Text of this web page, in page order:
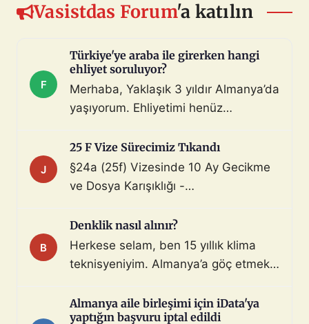
Vasistdas Forum'a katılın
F
Türkiye'ye araba ile girerken hangi
ehliyet soruluyor?
Merhaba, Yaklaşık 3 yıldır Almanya’da
yaşıyorum. Ehliyetimi henüz
çoktan halletmem gerekiyordu ama
maalesef yapmadım). Diyelim ki bir
araç satın aldım ve gerekli tüm
ehliyeti olan biri aracı kullanarak beni
Türkiye sınır […]
J
25 F Vize Sürecimiz Tıkandı
§24a (25f) Vizesinde 10 Ay Gecikme
ve Dosya Karışıklığı -
Merhaba, §24a BeschV (Profesyonel
Sürücü) vize sürecimizde 10 ayı
geride bıraktık ve çıkmaza girdik.
Özeti: Başvuru: 29.08.2025 (İstanbul
iDATA - Aile dahil). Dosyada […]
B
Denklik nasıl alınır?
Herkese selam, ben 15 yıllık klima
teknisyeniyim. Almanya’a göç etmek
topladım ve yeminli almanca tercüme
ettim. Bu konuda ya da iş bulma
Almanya aile birleşimi için iData'ya
yaptığın başvuru iptal edildi